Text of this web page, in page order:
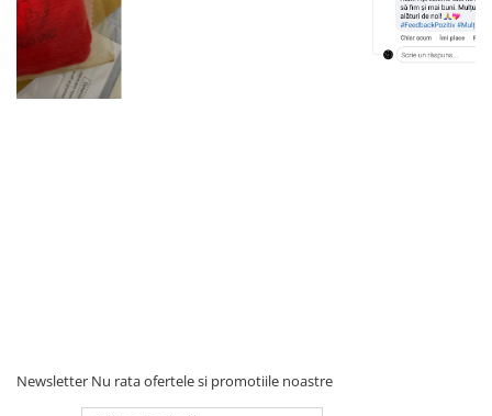
Newsletter Nu rata ofertele si promotiile noastre